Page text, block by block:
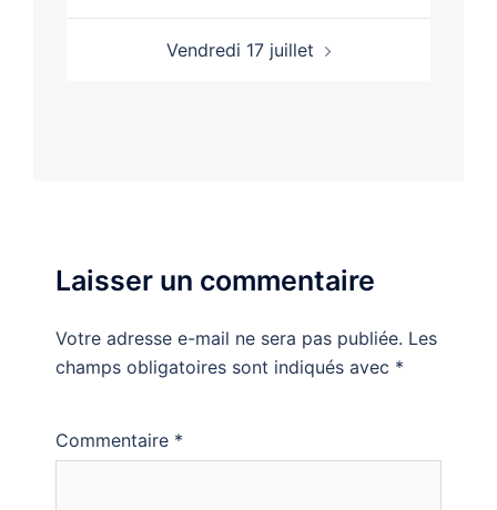
Vendredi 17 juillet
Laisser un commentaire
Votre adresse e-mail ne sera pas publiée. Les
champs obligatoires sont indiqués avec *
Commentaire *